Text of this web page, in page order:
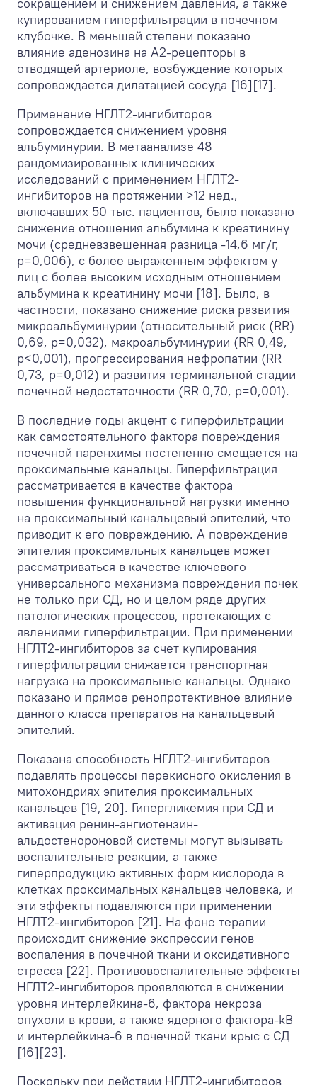
купированием гиперфильтрации в почечном
клубочке. В меньшей степени показано
влияние аденозина на А2-рецепторы в
отводящей артериоле, возбуждение которых
сопровождается дилатацией сосуда [16][17].
Применение НГЛТ2-ингибиторов
сопровождается снижением уровня
альбуминурии. В метаанализе 48
рандомизированных клинических
исследований с применением НГЛТ2-
ингибиторов на протяжении >12 нед.,
включавших 50 тыс. пациентов, было показано
снижение отношения альбумина к креатинину
мочи (средневзвешенная разница -14,6 мг/г,
р=0,006), с более выраженным эффектом у
лиц с более высоким исходным отношением
альбумина к креатинину мочи [18]. Было, в
частности, показано снижение риска развития
микроальбуминурии (относительный риск (RR)
0,69, р=0,032), макроальбуминурии (RR 0,49,
р<0,001), прогрессирования нефропатии (RR
0,73, р=0,012) и развития терминальной стадии
почечной недостаточности (RR 0,70, р=0,001).
В последние годы акцент с гиперфильтрации
как самостоятельного фактора повреждения
почечной паренхимы постепенно смещается на
проксимальные канальцы. Гиперфильтрация
рассматривается в качестве фактора
повышения функциональной нагрузки именно
на проксимальный канальцевый эпителий, что
приводит к его повреждению. А повреждение
эпителия проксимальных канальцев может
рассматриваться в качестве ключевого
универсального механизма повреждения почек
не только при СД, но и целом ряде других
патологических процессов, протекающих с
явлениями гиперфильтрации. При применении
НГЛТ2-ингибиторов за счет купирования
гиперфильтрации снижается транспортная
нагрузка на проксимальные канальцы. Однако
показано и прямое ренопротективное влияние
данного класса препаратов на канальцевый
эпителий.
Показана способность НГЛТ2-ингибиторов
подавлять процессы перекисного окисления в
митохондриях эпителия проксимальных
канальцев [19, 20]. Гипергликемия при СД и
активация ренин-ангиотензин-
альдостенороновой системы могут вызывать
воспалительные реакции, а также
гиперпродукцию активных форм кислорода в
клетках проксимальных канальцев человека, и
эти эффекты подавляются при применении
НГЛТ2-ингибиторов [21]. На фоне терапии
происходит снижение экспрессии генов
воспаления в почечной ткани и оксидативного
стресса [22]. Противовоспалительные эффекты
НГЛТ2-ингибиторов проявляются в снижении
уровня интерлейкина-6, фактора некроза
опухоли в крови, а также ядерного фактора-kB
и интерлейкина-6 в почечной ткани крыс с СД
[16][23].
Поскольку при действии НГЛТ2-ингибиторов